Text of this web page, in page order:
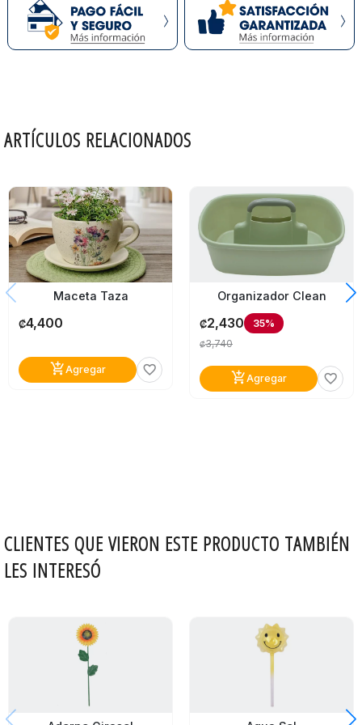
ARTÍCULOS RELACIONADOS
Maceta Taza
₡4,400
add_shopping_cartAgregar favorite_border
Organizador Clean
₡2,430 35%
₡3,740
add_shopping_cartAgregar favorite_border
CLIENTES QUE VIERON ESTE PRODUCTO TAMBIÉN
LES INTERESÓ